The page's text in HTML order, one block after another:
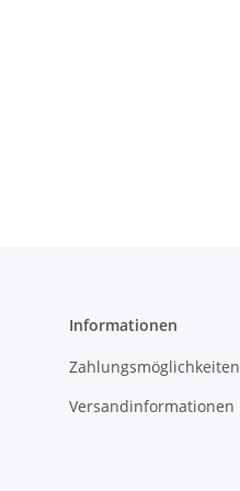
Informationen
Zahlungsmöglichkeiten
Versandinformationen